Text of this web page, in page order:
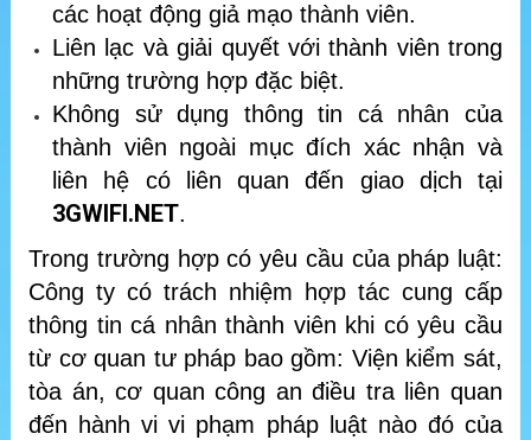
các hoạt động giả mạo thành viên.
Liên lạc và giải quyết với thành viên trong
những trường hợp đặc biệt.
Không sử dụng thông tin cá nhân của
thành viên ngoài mục đích xác nhận và
liên hệ có liên quan đến giao dịch tại
3GWIFI.NET.
Trong trường hợp có yêu cầu của pháp luật:
Công ty có trách nhiệm hợp tác cung cấp
thông tin cá nhân thành viên khi có yêu cầu
từ cơ quan tư pháp bao gồm: Viện kiểm sát,
tòa án, cơ quan công an điều tra liên quan
đến hành vi vi phạm pháp luật nào đó của